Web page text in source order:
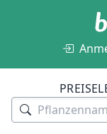
PREISE